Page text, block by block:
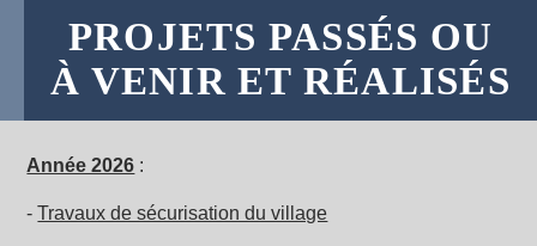
PROJETS PASSÉS OU
À VENIR ET RÉALISÉS
Année 2026 :
-Travaux de sécurisation du village